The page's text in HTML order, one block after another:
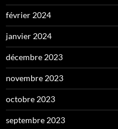
février 2024
janvier 2024
décembre 2023
novembre 2023
octobre 2023
septembre 2023